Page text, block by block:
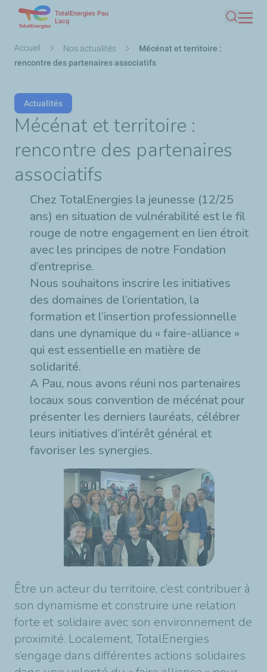
contenu
principal
TotalEnergies Pau
Lacq
Fil
d'Ariane
Accueil Nos actualités
Mécénat et territoire :
rencontre des partenaires associatifs
Actualités
Mécénat et territoire :
rencontre des partenaires
associatifs
Chez TotalEnergies la jeunesse (12/25
ans) en situation de vulnérabilité est le fil
rouge de notre engagement en lien étroit
avec les principes de notre Fondation
d’entreprise.
Nous souhaitons inscrire les initiatives
des domaines de l’orientation, la
formation et l’insertion professionnelle
dans une dynamique du « faire-alliance »
qui est essentielle en matière de
solidarité.
A Pau, nous avons réuni nos partenaires
locaux sous convention de mécénat pour
présenter les derniers lauréats, célébrer
leurs initiatives d’intérêt général et
favoriser les synergies.
Être un acteur du territoire, c’est contribuer à
son dynamisme et construire une relation
forte et solidaire avec son environnement de
proximité. Localement, TotalEnergies
s’engage dans différentes actions solidaires